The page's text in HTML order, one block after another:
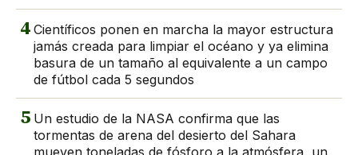
4 Científicos ponen en marcha la mayor estructura
jamás creada para limpiar el océano y ya elimina
basura de un tamaño al equivalente a un campo
de fútbol cada 5 segundos
5 Un estudio de la NASA confirma que las
tormentas de arena del desierto del Sahara
mueven toneladas de fósforo a la atmósfera, un